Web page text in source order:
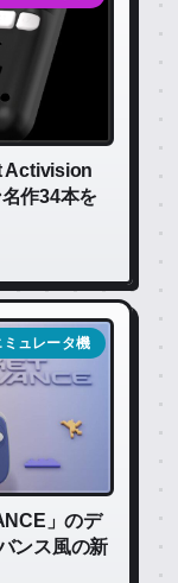
Activision
作34本を
ミュレータ機
」のデ
ンス風の新